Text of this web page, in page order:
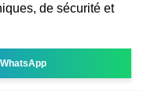
de sécurité et
WhatsApp